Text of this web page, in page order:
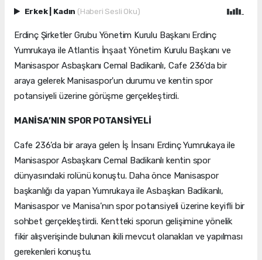
Erkek Kadın (Haberi Sesli Oku)
Erdinç Şirketler Grubu Yönetim Kurulu Başkanı Erdinç
Yumrukaya ile Atlantis İnşaat Yönetim Kurulu Başkanı ve
Manisaspor Asbaşkanı Cemal Badikanlı, Cafe 236'da bir
araya gelerek Manisaspor'un durumu ve kentin spor
potansiyeli üzerine görüşme gerçekleştirdi.
MANİSA’NIN SPOR POTANSİYELİ
Cafe 236’da bir araya gelen İş İnsanı Erdinç Yumrukaya ile
Manisaspor Asbaşkanı Cemal Badikanlı kentin spor
dünyasındaki rolünü konuştu. Daha önce Manisaspor
başkanlığı da yapan Yumrukaya ile Asbaşkan Badikanlı,
Manisaspor ve Manisa’nın spor potansiyeli üzerine keyifli bir
sohbet gerçekleştirdi. Kentteki sporun gelişimine yönelik
fikir alışverişinde bulunan ikili mevcut olanakları ve yapılması
gerekenleri konuştu.